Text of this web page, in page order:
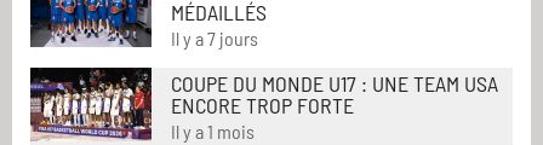
MÉDAILLÉS
Il y a 7 jours
COUPE DU MONDE U17 : UNE TEAM USA
ENCORE TROP FORTE
Il y a 1 mois